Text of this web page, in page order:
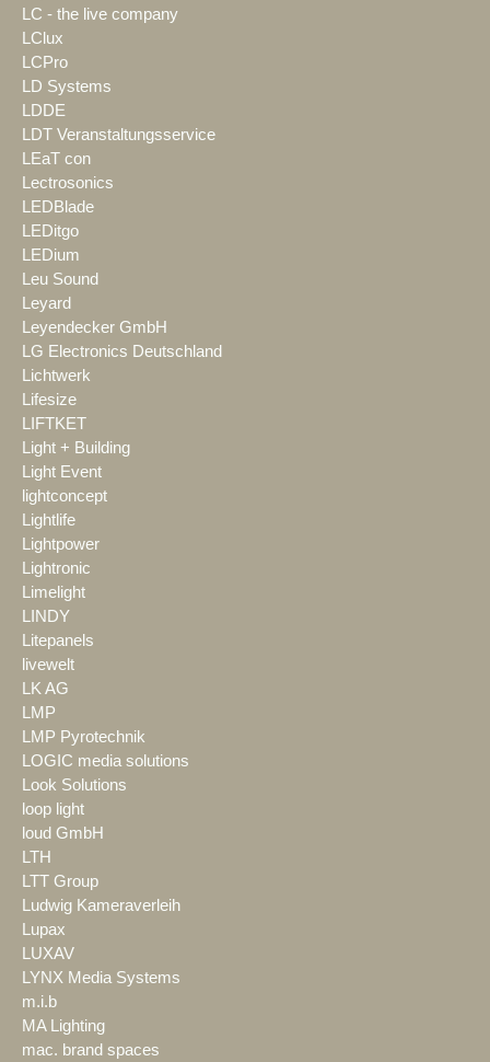
LC - the live company
LClux
LCPro
LD Systems
LDDE
LDT Veranstaltungsservice
LEaT con
Lectrosonics
LEDBlade
LEDitgo
LEDium
Leu Sound
Leyard
Leyendecker GmbH
LG Electronics Deutschland
Lichtwerk
Lifesize
LIFTKET
Light + Building
Light Event
lightconcept
Lightlife
Lightpower
Lightronic
Limelight
LINDY
Litepanels
livewelt
LK AG
LMP
LMP Pyrotechnik
LOGIC media solutions
Look Solutions
loop light
loud GmbH
LTH
LTT Group
Ludwig Kameraverleih
Lupax
LUXAV
LYNX Media Systems
m.i.b
MA Lighting
mac. brand spaces